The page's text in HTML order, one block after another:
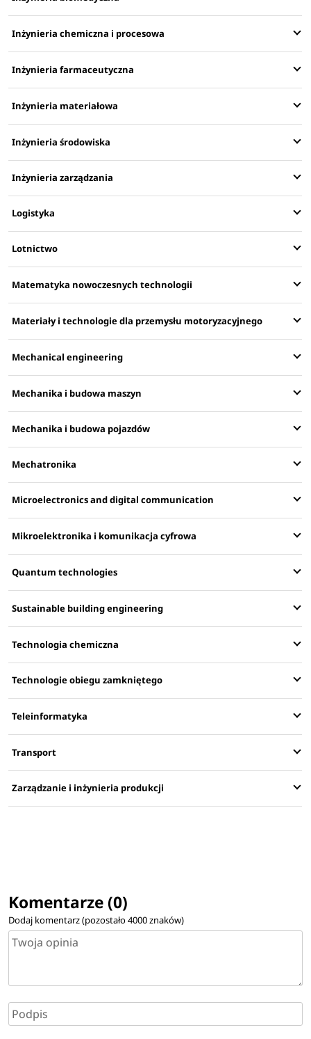
Inżynieria chemiczna i procesowa
Inżynieria farmaceutyczna
Inżynieria materiałowa
Inżynieria środowiska
Inżynieria zarządzania
Logistyka
Lotnictwo
Matematyka nowoczesnych technologii
Materiały i technologie dla przemysłu motoryzacyjnego
Mechanical engineering
Mechanika i budowa maszyn
Mechanika i budowa pojazdów
Mechatronika
Microelectronics and digital communication
Mikroelektronika i komunikacja cyfrowa
Quantum technologies
Sustainable building engineering
Technologia chemiczna
Technologie obiegu zamkniętego
Teleinformatyka
Transport
Zarządzanie i inżynieria produkcji
Komentarze (0)
Dodaj komentarz (pozostało4000znaków)